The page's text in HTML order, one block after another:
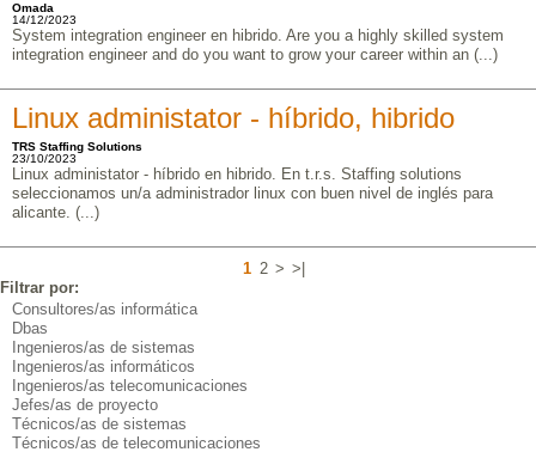
Omada
14/12/2023
System integration engineer en hibrido. Are you a highly skilled system
integration engineer and do you want to grow your career within an (...)
Linux administator - híbrido, hibrido
TRS Staffing Solutions
23/10/2023
Linux administator - híbrido en hibrido. En t.r.s. Staffing solutions
seleccionamos un/a administrador linux con buen nivel de inglés para
alicante. (...)
1 2 > >|
Filtrar por:
Consultores/as informática
Dbas
Ingenieros/as de sistemas
Ingenieros/as informáticos
Ingenieros/as telecomunicaciones
Jefes/as de proyecto
Técnicos/as de sistemas
Técnicos/as de telecomunicaciones